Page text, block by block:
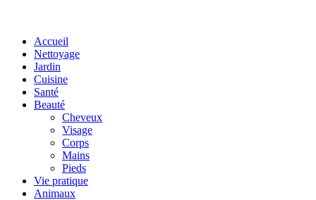
Accueil
Nettoyage
Jardin
Cuisine
Santé
Beauté
Cheveux
Visage
Corps
Mains
Pieds
Vie pratique
Animaux